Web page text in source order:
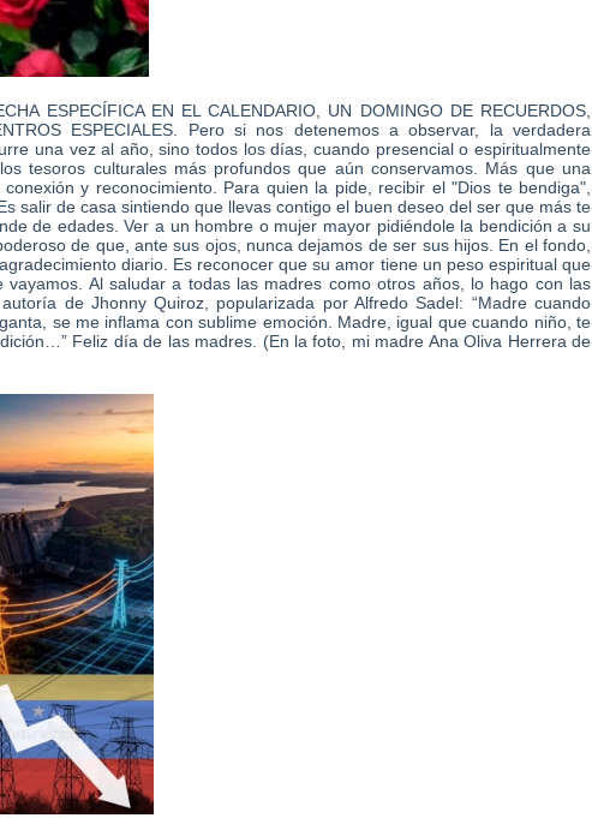
ESPECÍFICA EN EL CALENDARIO, UN DOMINGO DE RECUERDOS,
ESPECIALES. Pero si nos detenemos a observar, la verdadera
una vez al año, sino todos los días, cuando presencial o espiritualmente
tesoros culturales más profundos que aún conservamos. Más que una
y reconocimiento. Para quien la pide, recibir el "Dios te bendiga",
salir de casa sintiendo que llevas contigo el buen deseo del ser que más te
de edades. Ver a un hombre o mujer mayor pidiéndole la bendición a su
de que, ante sus ojos, nunca dejamos de ser sus hijos. En el fondo,
diario. Es reconocer que su amor tiene un peso espiritual que
Al saludar a todas las madres como otros años, lo hago con las
de Jhonny Quiroz, popularizada por Alfredo Sadel: “Madre cuando
se me inflama con sublime emoción. Madre, igual que cuando niño, te
Feliz día de las madres. (En la foto, mi madre Ana Oliva Herrera de